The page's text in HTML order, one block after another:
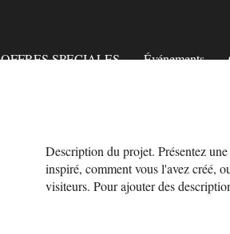
OFFRES SPECIALES Événements
Description du projet. Présentez
inspiré, comment vous l'avez créé,
visiteurs. Pour ajouter des